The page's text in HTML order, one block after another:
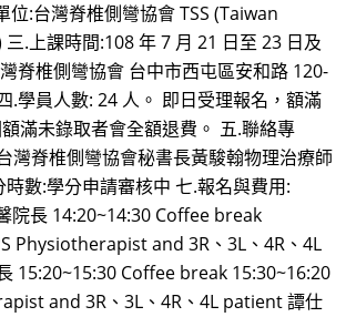
位:台灣脊椎側彎協會 TSS (Taiwan
.上課時間:108 年 7 月 21 日至 23 日及
脊椎側彎協會 台中市西屯區安和路 120-
.學員人數: 24 人。 即日受理報名，額滿
滿未錄取者會全額退費。 五.聯絡專
灣脊椎側彎協會秘書長黃駿翰物理治療師
時數:學分申請審核中 七.報名與費用:
院長 14:20~14:30 Coffee break
Physiotherapist and 3R、3L、4R、4L
15:20~15:30 Coffee break 15:30~16:20
and 3R、3L、4R、4L patient 譚仕